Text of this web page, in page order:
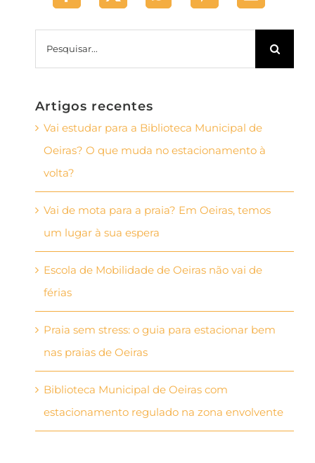
Artigos recentes
Vai estudar para a Biblioteca Municipal de
Oeiras? O que muda no estacionamento à
volta?
Vai de mota para a praia? Em Oeiras, temos
um lugar à sua espera
Escola de Mobilidade de Oeiras não vai de
férias
Praia sem stress: o guia para estacionar bem
nas praias de Oeiras
Biblioteca Municipal de Oeiras com
estacionamento regulado na zona envolvente